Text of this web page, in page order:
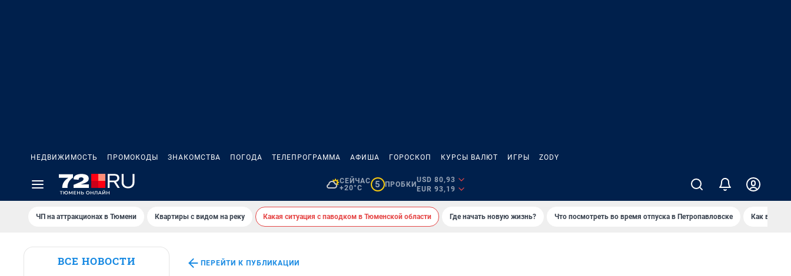
НЕДВИЖИМОСТЬ ПРОМОКОДЫ ЗНАКОМСТВА ПОГОДА ТЕЛЕПРОГРАММА АФИША ГОРОСКОП КУРСЫ ВАЛЮТ ИГРЫ ZODY
СЕЙЧАС
+20°C
5 ПРОБКИ
USD 80,93
EUR 93,19
ЧП на аттракционах в Тюмени Квартиры с видом на реку Какая ситуация с паводком в Тюменской области Где начать новую жизнь? Что посмотреть во время отпуска в Петропавловске Как
ВСЕ НОВОСТИ ПЕРЕЙТИ К ПУБЛИКАЦИИ